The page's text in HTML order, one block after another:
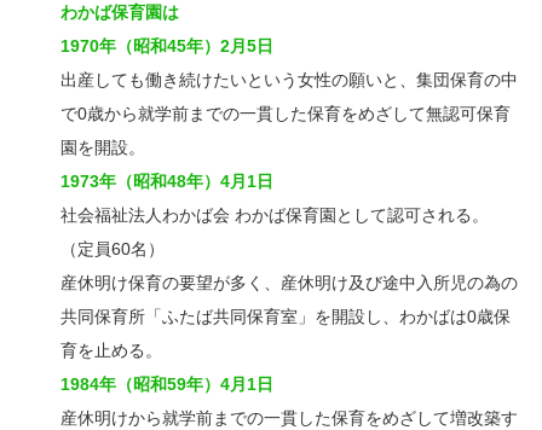
わかば保育園は
1970年（昭和45年）2月5日
出産しても働き続けたいという女性の願いと、集団保育の中
で0歳から就学前までの一貫した保育をめざして無認可保育
園を開設。
1973年（昭和48年）4月1日
社会福祉法人わかば会 わかば保育園として認可される。
（定員60名）
産休明け保育の要望が多く、産休明け及び途中入所児の為の
共同保育所「ふたば共同保育室」を開設し、わかばは0歳保
育を止める。
1984年（昭和59年）4月1日
産休明けから就学前までの一貫した保育をめざして増改築す